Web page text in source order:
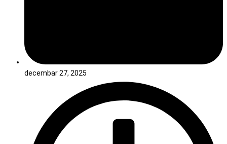
decembar 27, 2025